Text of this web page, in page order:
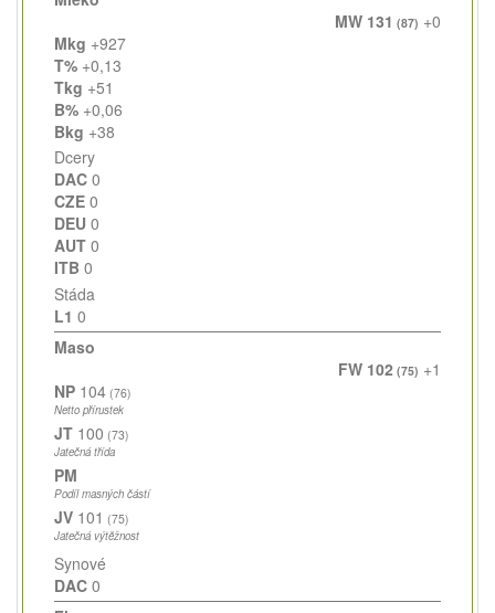
MW 131 (87) +0
Mkg +927
T% +0,13
Tkg +51
B% +0,06
Bkg +38
Dcery
DAC 0
CZE 0
DEU 0
AUT 0
ITB 0
Stáda
L1 0
Maso
FW 102 (75) +1
NP 104(76)
Netto přírustek
JT 100 (73)
Jatečná třída
PM
Podíl masných částí
JV 101 (75)
Jatečná výtěžnost
Synové
DAC 0